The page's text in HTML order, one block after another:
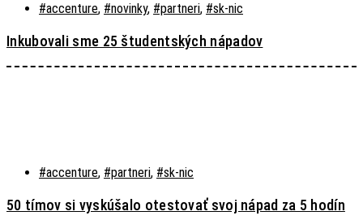
#accenture, #novinky, #partneri, #sk-nic
Inkubovali sme 25 študentských nápadov
#accenture, #partneri, #sk-nic
50 tímov si vyskúšalo otestovať svoj nápad za 5 hodín